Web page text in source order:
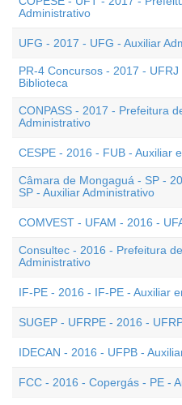
Administrativo
UFG - 2017 - UFG - Auxiliar
PR-4 Concursos - 2017 -
Biblioteca
CONPASS - 2017 - Prefeitura
Administrativo
CESPE - 2016 - FUB - Auxiliar
Câmara de Mongaguá - SP -
SP - Auxiliar Administrativo
COMVEST - UFAM - 2016 -
Consultec - 2016 - Prefeitura
Administrativo
IF-PE - 2016 - IF-PE - Auxiliar
SUGEP - UFRPE - 2016 -
IDECAN - 2016 - UFPB -
FCC - 2016 - Copergás - PE -